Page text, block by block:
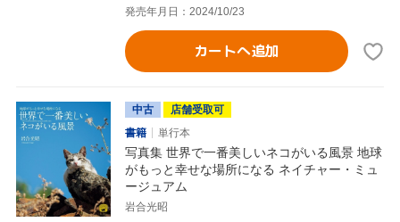
発売年月日：2024/10/23
カートへ追加
中古
店舗受取可
書籍
単行本
写真集 世界で一番美しいネコがいる風景 地球
がもっと幸せな場所になる ネイチャー・ミュ
ージュアム
岩合光昭